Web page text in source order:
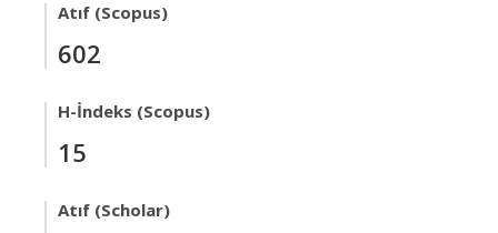
Atıf (Scopus)
602
H-İndeks (Scopus)
15
Atıf (Scholar)